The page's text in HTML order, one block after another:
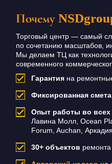
Почему
Торговый центр — самый
по сочетанию масштабов,
Мы делаем ТЦ как
современного
Гарантияна
Фиксированная смета
Опыт работы во
Лавина Молл, Ocean
Forum, Auchan, Аркадия.
30+ объектов